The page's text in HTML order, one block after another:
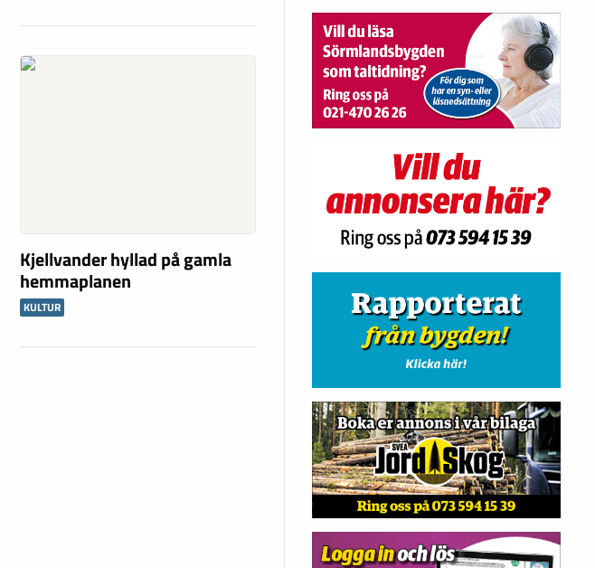
Kjellvander hyllad på gamla
hemmaplanen
KULTUR